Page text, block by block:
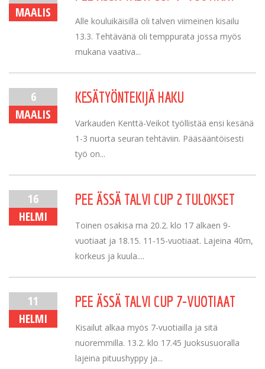
MAALIS
Alle kouluikäisillä oli talven viimeinen kisailu
13.3. Tehtävänä oli temppurata jossa myös
mukana vaativa...
6
MAALIS
KESÄTYÖNTEKIJÄ HAKU
Varkauden Kenttä-Veikot työllistää ensi kesänä
1-3 nuorta seuran tehtäviin. Pääsääntöisesti
työ on...
16
HELMI
PEE ÄSSÄ TALVI CUP 2 TULOKSET
Toinen osakisa ma 20.2. klo 17 alkaen 9-
vuotiaat ja 18.15. 11-15-vuotiaat. Lajeina 40m,
korkeus ja kuula....
11
HELMI
PEE ÄSSÄ TALVI CUP 7-VUOTIAAT
Kisailut alkaa myös 7-vuotiailla ja sitä
nuoremmilla. 13.2. klo 17.45 Juoksusuoralla
lajeina pituushyppy ja...